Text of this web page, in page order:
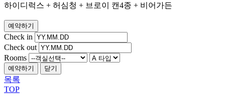
하이디럭스 + 허심청 + 브로이 캔4종 + 비어가든
예약하기
Check in
Check out
Rooms
예약하기 닫기
목록
TOP